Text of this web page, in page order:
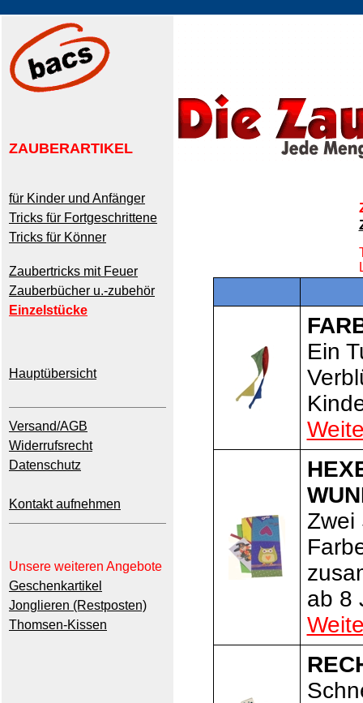
ZAUBERARTIKEL
für Kinder und Anfänger
Tricks für Fortgeschrittene
Tricks für Könner
Zaubertricks mit Feuer
Zauberbücher u.-zubehör
Einzelstücke
Hauptübersicht
Versand/AGB
Widerrufsrecht
Datenschutz
Kontakt aufnehmen
Unsere weiteren Angebote
Geschenkartikel
Jonglieren (Restposten)
Thomsen-Kissen
Ein
Zwei
ab 8